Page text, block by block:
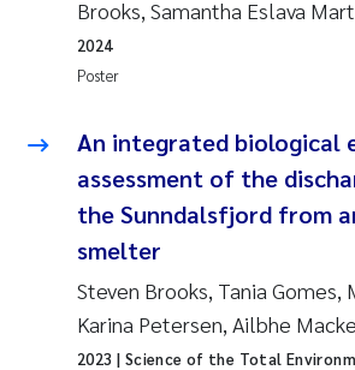
Brooks, Samantha Eslava
Poster
2024
An integrated biological
assessment of the
the Sunndalsfjord from
smelter
Steven Brooks, Tania Gomes,
Karina Petersen, Ailbhe
2023 | Science of the Total